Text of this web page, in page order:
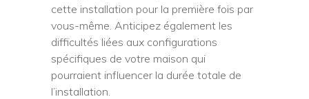
cette installation pour la première fois par
vous-même. Anticipez également les
difficultés liées aux configurations
spécifiques de votre maison qui
pourraient influencer la durée totale de
l’installation.